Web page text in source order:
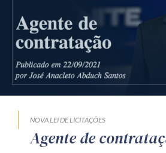
Av. Sete de
Batel Curitiba PR CEP
Telefone (41)
Whatsapp (41)
NOVA LEI DE LICITAÇÕES
Agente de